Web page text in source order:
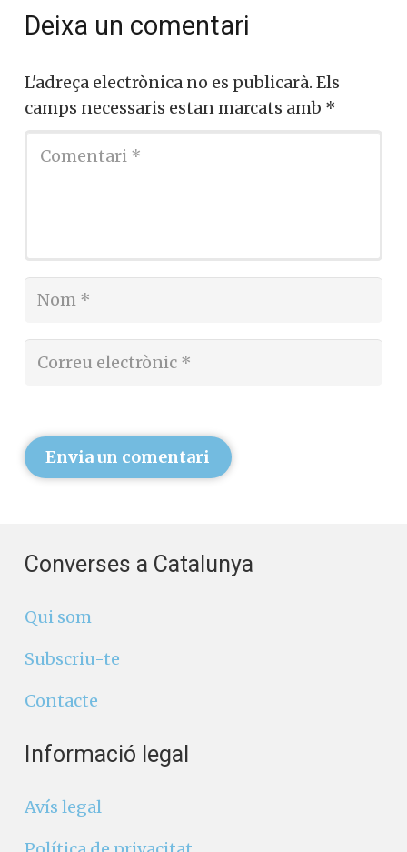
Deixa un comentari
L'adreça electrònica no es publicarà. Els
camps necessaris estan marcats amb *
Envia un comentari
Converses a Catalunya
Qui som
Subscriu-te
Contacte
Informació legal
Avís legal